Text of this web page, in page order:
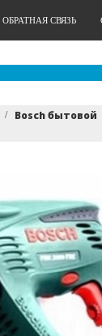
ОБРАТНАЯ СВЯЗЬ
Bosch бытовой